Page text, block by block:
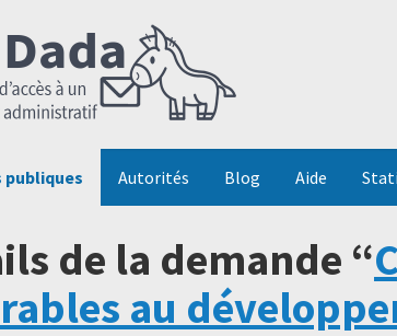
publiques Autorités Blog Aide
de la demande “
au